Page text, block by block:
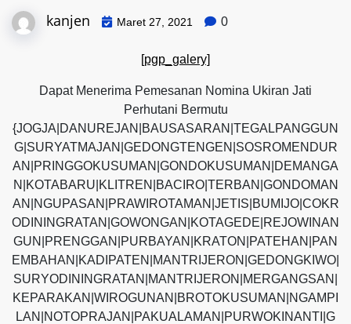
kanjen Maret 27, 2021 0
[pgp_galery]
Dapat Menerima Pemesanan Nomina Ukiran Jati
Perhutani Bermutu
{JOGJA|DANUREJAN|BAUSASARAN|TEGALPANGGUN
G|SURYATMAJAN|GEDONGTENGEN|SOSROMENDUR
AN|PRINGGOKUSUMAN|GONDOKUSUMAN|DEMANGA
N|KOTABARU|KLITREN|BACIRO|TERBAN|GONDOMAN
AN|NGUPASAN|PRAWIROTAMAN|JETIS|BUMIJO|COKR
ODININGRATAN|GOWONGAN|KOTAGEDE|REJOWINAN
GUN|PRENGGAN|PURBAYAN|KRATON|PATEHAN|PAN
EMBAHAN|KADIPATEN|MANTRIJERON|GEDONGKIWO|
SURYODININGRATAN|MANTRIJERON|MERGANGSAN|
KEPARAKAN|WIROGUNAN|BROTOKUSUMAN|NGAMPI
LAN|NOTOPRAJAN|PAKUALAMAN|PURWOKINANTI|G